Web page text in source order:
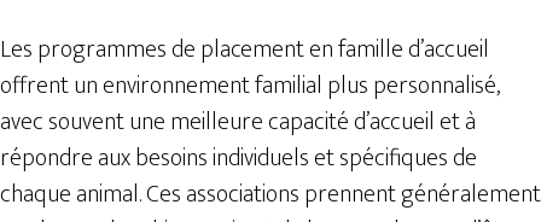
Les programmes de placement en famille d’accueil
offrent un environnement familial plus personnalisé,
avec souvent une meilleure capacité d’accueil et à
répondre aux besoins individuels et spécifiques de
chaque animal. Ces associations prennent généralement